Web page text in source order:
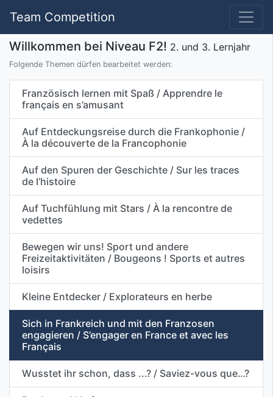
Team Competition
Willkommen bei Niveau F2! 2. und 3. Lernjahr
Folgende Themen dürfen bearbeitet werden:
Französisch lernen mit Spaß / Apprendre le
français en s’amusant
Auf Entdeckungsreise durch die Frankophonie /
À la découverte de la Francophonie
Auf den Spuren der Geschichte / Sur les traces
de l’histoire
Auf Tuchfühlung mit Stars / À la rencontre de
vedettes
Bewegen wir uns! Sport und andere
Freizeitaktivitäten / Bougeons ! Sports et autres
loisirs
Kleine Entdecker / Explorateurs en herbe
Sich in Frankreich und mit den Franzosen
engagieren / S’engager en France et avec les
Français
Wusstet ihr schon, dass ...? / Saviez-vous que…?